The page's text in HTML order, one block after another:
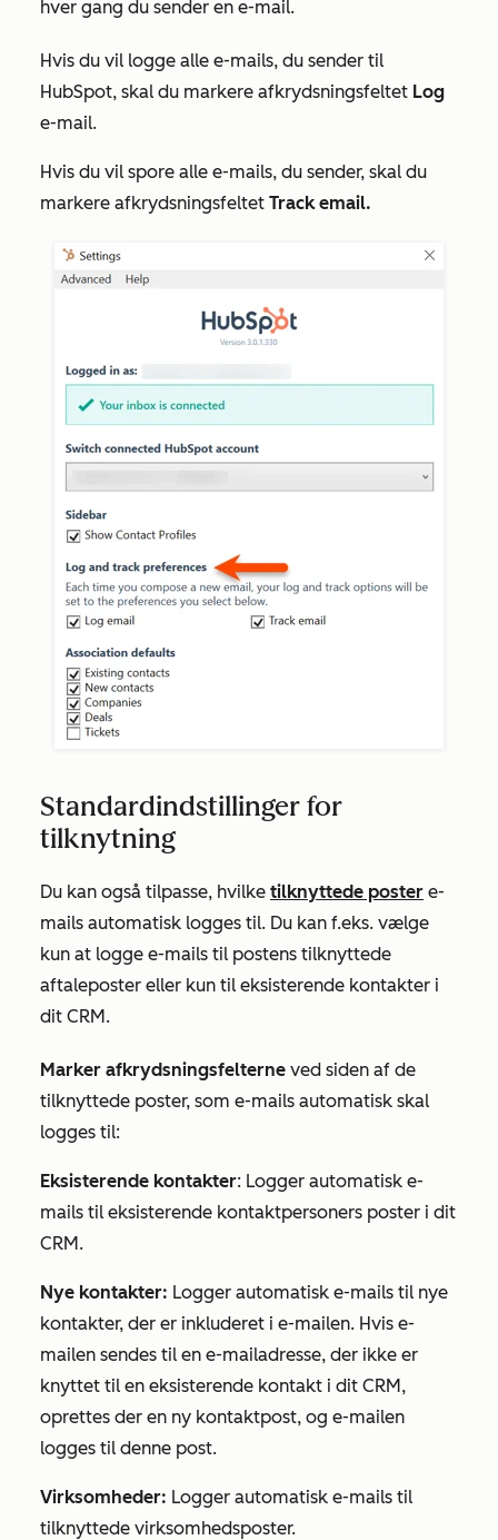
hver gang du sender en e-mail.
Hvis du vil logge alle e-mails, du sender til
HubSpot, skal du markere afkrydsningsfeltet Log
e-mail.
Hvis du vil spore alle e-mails, du sender, skal du
markere afkrydsningsfeltet Track email.
Standardindstillinger for
tilknytning
Du kan også tilpasse, hvilke tilknyttede poster e-
mails automatisk logges til. Du kan f.eks. vælge
kun at logge e-mails til postens tilknyttede
aftaleposter eller kun til eksisterende kontakter i
dit CRM.
Marker afkrydsningsfelterne ved siden af de
tilknyttede poster, som e-mails automatisk skal
logges til:
Eksisterende kontakter: Logger automatisk e-
mails til eksisterende kontaktpersoners poster i dit
CRM.
Nye kontakter: Logger automatisk e-mails til nye
kontakter, der er inkluderet i e-mailen. Hvis e-
mailen sendes til en e-mailadresse, der ikke er
knyttet til en eksisterende kontakt i dit CRM,
oprettes der en ny kontaktpost, og e-mailen
logges til denne post.
Virksomheder: Logger automatisk e-mails til
tilknyttede virksomhedsposter.